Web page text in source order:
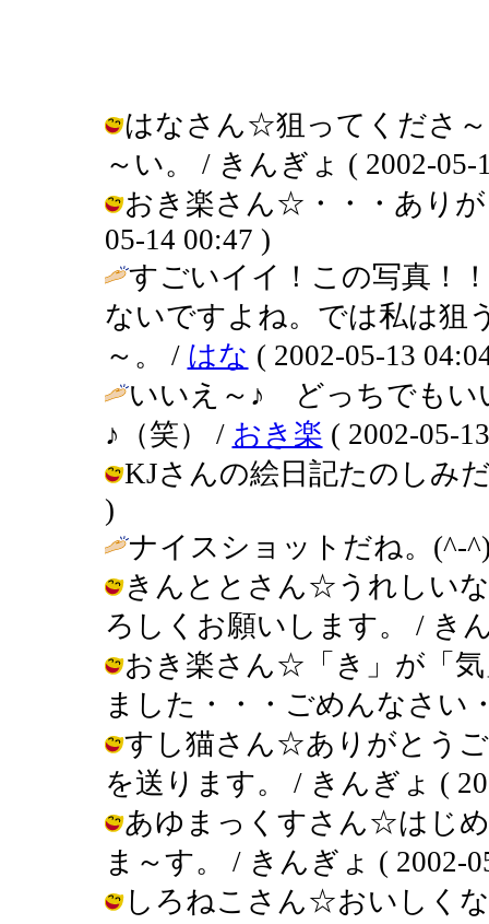
はなさん☆狙ってくださ
～い。 / きんぎょ ( 2002-05-
おき楽さん☆・・・あり
05-14 00:47 )
すごいイイ！この写真！
ないですよね。では私は狙
～。 / はな ( 2002-05-13
いいえ～♪ どっちでもい
♪（笑） / おき楽 ( 2002-05-
KJさんの絵日記たのしみ
)
ナイスショットだね。(^-
きんととさん☆うれしい
ろしくお願いします。 / き
おき楽さん☆「き」が「
ました・・・ごめんなさい
すし猫さん☆ありがとう
を送ります。 / きんぎょ (
あゆまっくすさん☆はじ
ま～す。 / きんぎょ ( 2002-
しろねこさん☆おいしく